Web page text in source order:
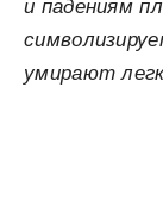
и падениям
умирают